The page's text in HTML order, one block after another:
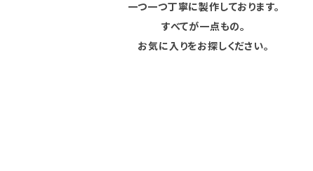
一つ一つ丁寧に製作しております。
すべてが一点もの。
お気に入りをお探しください。